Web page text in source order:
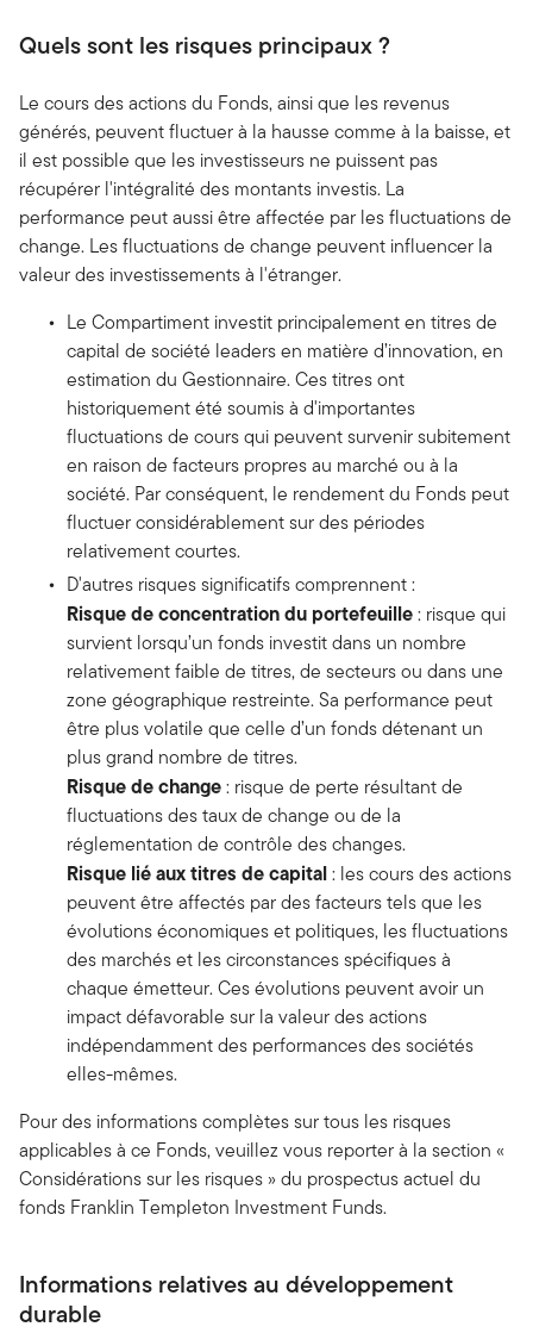
Quels sont les risques principaux ?
Le cours des actions du Fonds, ainsi que les revenus
générés, peuvent fluctuer à la hausse comme à la baisse, et
il est possible que les investisseurs ne puissent pas
récupérer l'intégralité des montants investis. La
performance peut aussi être affectée par les fluctuations de
change. Les fluctuations de change peuvent influencer la
valeur des investissements à l'étranger.
Le Compartiment investit principalement en titres de
capital de société leaders en matière d’innovation, en
estimation du Gestionnaire. Ces titres ont
historiquement été soumis à d'importantes
fluctuations de cours qui peuvent survenir subitement
en raison de facteurs propres au marché ou à la
société. Par conséquent, le rendement du Fonds peut
fluctuer considérablement sur des périodes
relativement courtes.
D'autres risques significatifs comprennent :
Risque de concentration du portefeuille: risque qui
survient lorsqu’un fonds investit dans un nombre
relativement faible de titres, de secteurs ou dans une
zone géographique restreinte. Sa performance peut
être plus volatile que celle d’un fonds détenant un
plus grand nombre de titres.
Risque de change: risque de perte résultant de
fluctuations des taux de change ou de la
réglementation de contrôle des changes.
Risque lié aux titres de capital: les cours des actions
peuvent être affectés par des facteurs tels que les
évolutions économiques et politiques, les fluctuations
des marchés et les circonstances spécifiques à
chaque émetteur. Ces évolutions peuvent avoir un
impact défavorable sur la valeur des actions
indépendamment des performances des sociétés
elles-mêmes.
Pour des informations complètes sur tous les risques
applicables à ce Fonds, veuillez vous reporter à la section «
Considérations sur les risques » du prospectus actuel du
fonds Franklin Templeton Investment Funds.
Informations relatives au développement
durable